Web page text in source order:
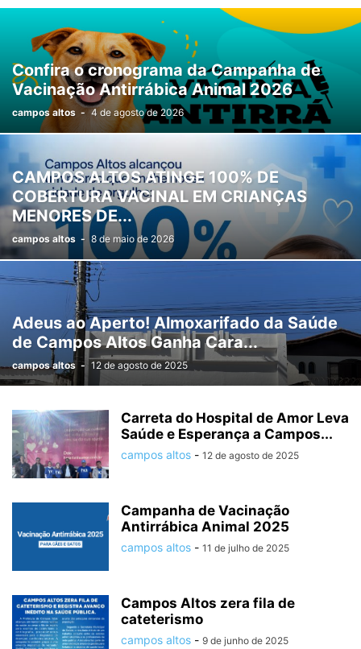
Confira o cronograma da Campanha de
Vacinação Antirrábica Animal 2026
campos altos - 4 de agosto de 2026
CAMPOS ALTOS ATINGE 100% DE
COBERTURA VACINAL EM CRIANÇAS
MENORES DE...
campos altos - 8 de maio de 2026
Adeus ao Aperto! Almoxarifado da Saúde
de Campos Altos Ganha Cara...
campos altos - 12 de agosto de 2025
Carreta do Hospital de Amor Leva
Saúde e Esperança a Campos...
campos altos - 12 de agosto de 2025
Campanha de Vacinação
Antirrábica Animal 2025
campos altos - 11 de julho de 2025
Campos Altos zera fila de
cateterismo
campos altos - 9 de junho de 2025